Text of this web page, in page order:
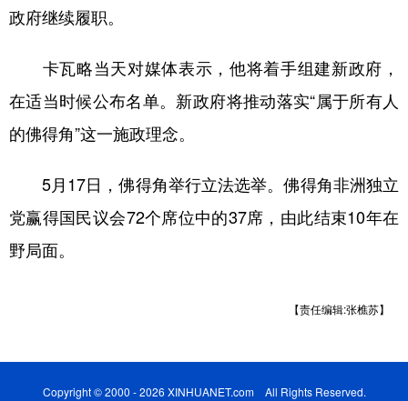
学术中国
城市 旅游 能源 会展
彩票 娱乐 时尚 悦读
公益 一带一路
文化产业
地方频道
浙江 安徽 福建 江西
政府继续履职。
卡瓦略当天对媒体表示，他将着手组建新政府，
在适当时候公布名单。新政府将推动落实“属于所有人
的佛得角”这一施政理念。
5月17日，佛得角举行立法选举。佛得角非洲独立
党赢得国民议会72个席位中的37席，由此结束10年在
野局面。
【责任编辑:张樵苏】
Copyright © 2000 - 2026 XINHUANET.com All Rights Reserved.